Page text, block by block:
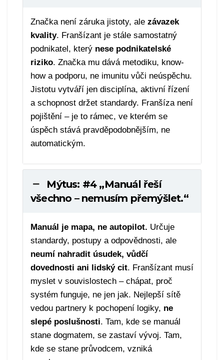
Značka není záruka jistoty, ale závazek
kvality. Franšízant je stále samostatný
podnikatel, který nese podnikatelské
riziko. Značka mu dává metodiku, know-
how a podporu, ne imunitu vůči neúspěchu.
Jistotu vytváří jen disciplína, aktivní řízení
a schopnost držet standardy. Franšíza není
pojištění – je to rámec, ve kterém se
úspěch stává pravděpodobnějším, ne
automatickým.
Mýtus: #4 „Manuál řeší
všechno – nemusím přemýšlet.“
Manuál je mapa, ne autopilot. Určuje
standardy, postupy a odpovědnosti, ale
neumí nahradit úsudek, vůdčí
dovednosti ani lidský cit. Franšízant musí
myslet v souvislostech – chápat, proč
systém funguje, ne jen jak. Nejlepší sítě
vedou partnery k pochopení logiky, ne
slepé poslušnosti. Tam, kde se manuál
stane dogmatem, se zastaví vývoj. Tam,
kde se stane průvodcem, vzniká